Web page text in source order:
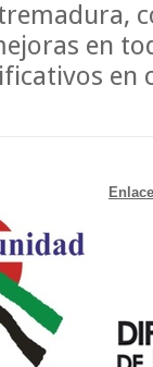
en
en